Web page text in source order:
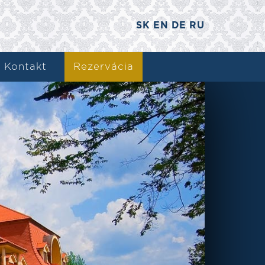
SK EN DE RU
Kontakt Rezervácia